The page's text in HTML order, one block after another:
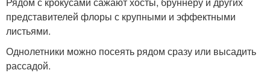
представителей флоры с крупными и эффектными
листьями.
Однолетники можно посеять рядом сразу или высадить
рассадой.